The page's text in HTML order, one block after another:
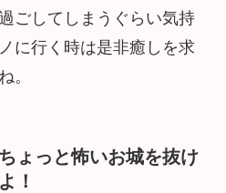
ごしてしまうぐらい気持
に行く時は是非癒しを求
。
ょっと怖いお城を抜け
！